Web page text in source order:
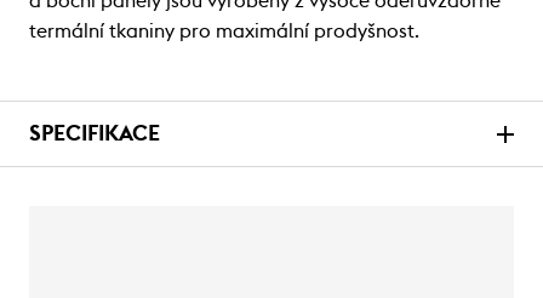
termální tkaniny pro maximální prodyšnost.
SPECIFIKACE